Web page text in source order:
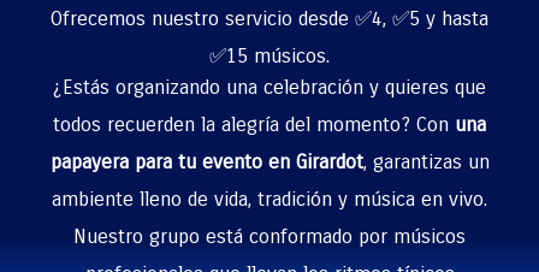
Ofrecemos nuestro servicio desde ✅4, ✅5 y hasta
✅15 músicos.
¿Estás organizando una celebración y quieres que
todos recuerden la alegría del momento? Con una
papayera para tu evento en Girardot, garantizas un
ambiente lleno de vida, tradición y música en vivo.
Nuestro grupo está conformado por músicos